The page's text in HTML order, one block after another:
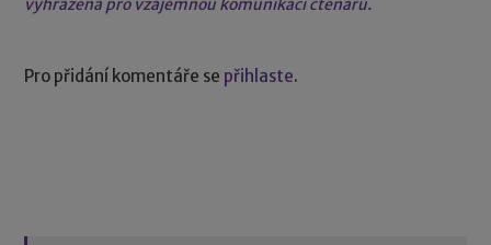
vyhrazena pro vzájemnou komunikaci čtenářů.
Pro přidání komentáře se přihlaste.